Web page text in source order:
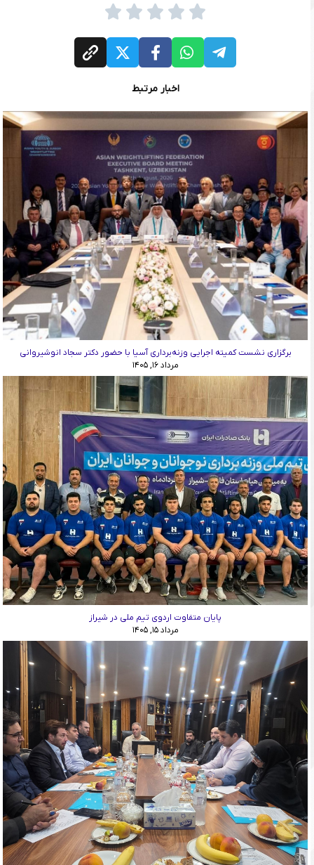
اخبار مرتبط
برگزاری نشست کمیته اجرایی وزنه‌برداری آسیا با حضور دکتر سجاد انوشیروانی
مرداد ۱۶, ۱۴۰۵
پایان متفاوت اردوی تیم ملی در شیراز
مرداد ۱۵, ۱۴۰۵